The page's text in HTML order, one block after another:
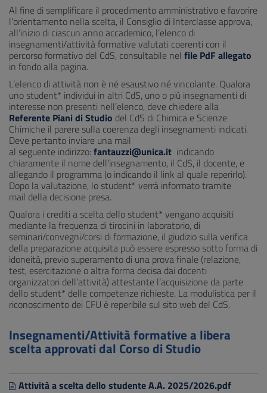
Al fine di semplificare il procedimento amministrativo e favorire
l’orientamento nella scelta, il Consiglio di Interclasse approva,
all’inizio di ciascun anno accademico, l’elenco di
insegnamenti/attività formative valutati coerenti con il
percorso formativo del CdS, consultabile nel file PdF allegato
in fondo alla pagina.
L’elenco di attività non è né esaustivo né vincolante. Qualora
uno student* individui in altri CdS, uno o più insegnamenti di
interesse non presenti nell’elenco, deve chiedere alla
Referente Piani di Studio del CdS di Chimica e Scienze
Chimiche il parere sulla coerenza degli insegnamenti indicati.
Deve pertanto inviare una mail
al seguente indirizzo: fantauzzi@unica.it indicando
chiaramente il nome dell’insegnamento, il CdS, il docente, e
allegando il programma (o indicando il link al quale reperirlo).
Dopo la valutazione, lo student* verrà informato tramite
mail della decisione presa.
Qualora i crediti a scelta dello student* vengano acquisiti
mediante la frequenza di tirocini in laboratorio, di
seminari/convegni/corsi di formazione, il giudizio sulla verifica
della preparazione acquisita può essere espresso sotto forma di
idoneità, previo superamento di una prova finale (relazione,
test, esercitazione o altra forma decisa dai docenti
organizzatori dell’attività) attestante l’acquisizione da parte
dello student* delle competenze richieste. La modulistica per il
riconoscimento dei CFU è reperibile sul sito web del CdS.
Insegnamenti/Attività formative a libera
scelta approvati dal Corso di Studio
Attività a scelta dello studente A.A. 2025/2026.pdf